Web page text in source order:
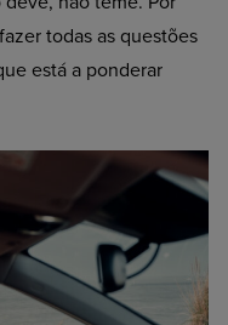
todas as questões
está a ponderar